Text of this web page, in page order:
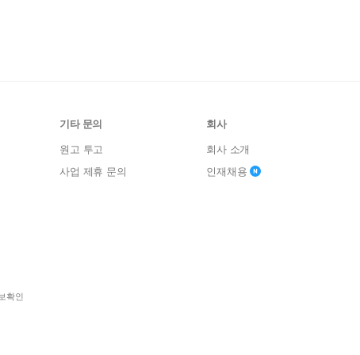
기타 문의
원고 투고
사업 제휴 문의
회사
회사 소개
인재채용
확인